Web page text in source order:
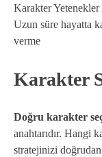
Karakter Yetenekler
Uzun süre hayatta
verme
Karakter
Doğru karakter
anahtarıdır. Hangi
stratejinizi